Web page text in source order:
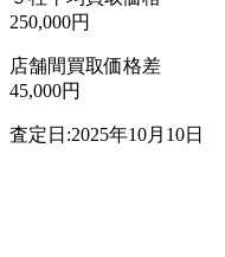
250,000円
店舗間買取価格差
45,000円
査定日:2025年10月10日